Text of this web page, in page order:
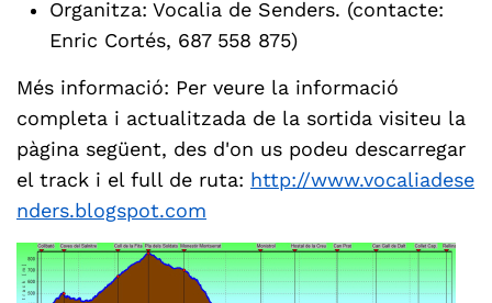
Organitza: Vocalia de Senders. (contacte:
Enric Cortés, 687 558 875)
Més informació: Per veure la informació
completa i actualitzada de la sortida visiteu la
pàgina següent, des d'on us podeu descarregar
el track i el full de ruta: http://www.vocaliadese
nders.blogspot.com